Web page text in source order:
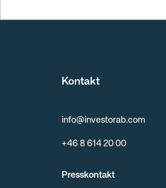
Kontakt
info@investorab.com
+46 8 614 20 00
Presskontakt